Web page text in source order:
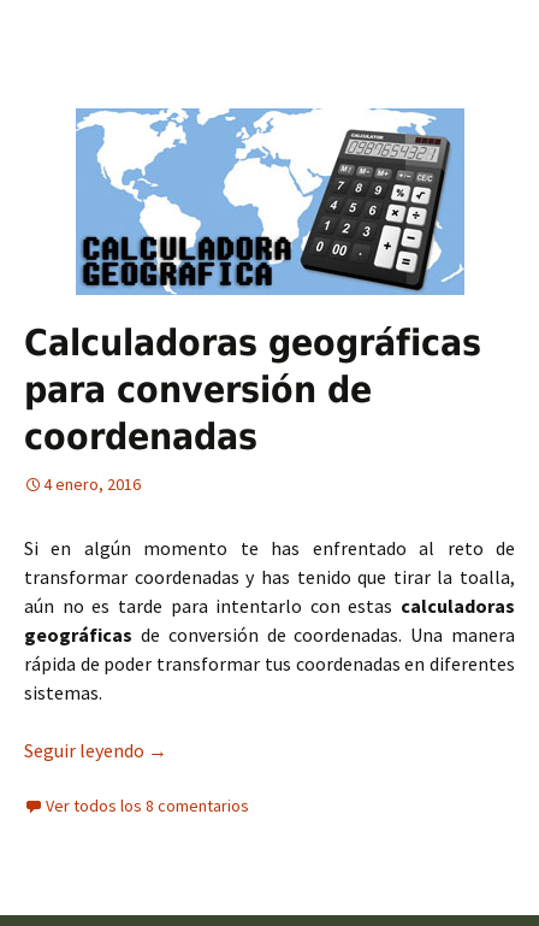
Calculadoras geográficas
para conversión de
coordenadas
4 enero, 2016
Si en algún momento te has enfrentado al reto de
transformar coordenadas y has tenido que tirar la toalla,
aún no es tarde para intentarlo con estas calculadoras
geográficas de conversión de coordenadas. Una manera
rápida de poder transformar tus coordenadas en diferentes
sistemas.
Seguir leyendo Calculadoras geográficas para conversión de
→
Ver todos los 8 comentarios